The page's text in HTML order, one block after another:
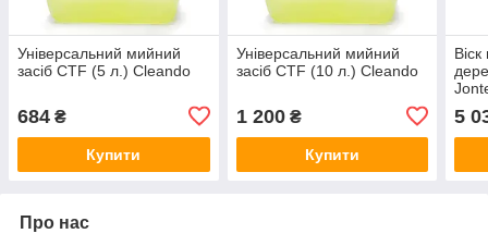
Універсальний мийний
засіб CTF (5 л.) Cleando
684 ₴
Купити
Універсальний мийний
засіб CTF (10 л.) Cleando
1 200₴
Купити
5
Про нас